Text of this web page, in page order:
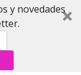
y novedades